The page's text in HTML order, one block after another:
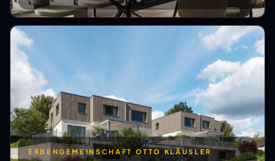
ERBENGEMEINSCHAFT OTTO KLÄUSLER